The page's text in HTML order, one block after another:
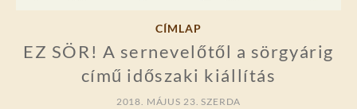
CÍMLAP
EZ SÖR! A sernevelőtől a sörgyárig
című időszaki kiállítás
2018. MÁJUS 23. SZERDA